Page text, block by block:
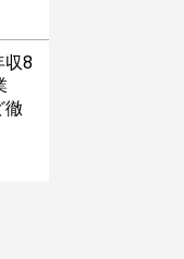
収8
徹